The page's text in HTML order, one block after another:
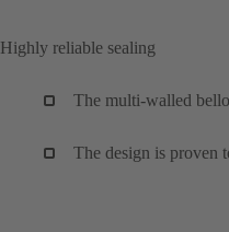
Highly reliable sealing
The multi-walled
The design is proven